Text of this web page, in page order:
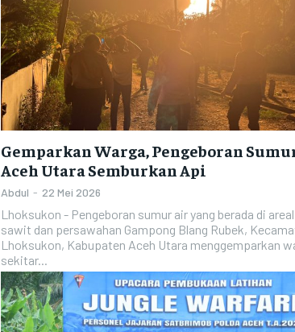
Gemparkan Warga, Pengeboran
Aceh Utara Semburkan Api
Abdul - 22 Mei 2026
Lhoksukon - Pengeboran sumur air yang berada di
sawit dan persawahan Gampong Blang Rubek,
Lhoksukon, Kabupaten Aceh Utara menggemparkan
sekitar...